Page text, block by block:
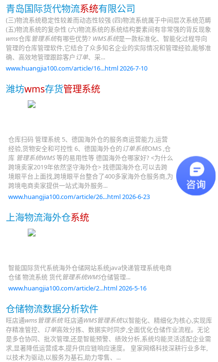
青岛国际货代物流系统有限公司
(三)物流系统稳定性较差而动态性较强 (四)物流系统属于中间层次系统范畴
(五)物流系统的复杂性 (六)物流系统的系统结构要素间有非常强的背反现象
wms仓库管理系统有哪些优势? WMS系统是一款标准化、智能化过程导向
管理的仓库管理软件,它结合了众多知名企业的实际情况和管理经验,能够准
确、高效地管理跟踪客户 订单、采...
www.huangjia100.com/article/16...html 2026-7-10
潍坊wms存货管理系统
仓库扫码 管理系统 5、德国海外仓的服务商运营能力,运营
经验,货物安全和可控性 6、德国海外仓的订单系统OMS ,仓
库 管理系统WMS等的易用性等 德国海外仓哪家好? <为什么
跨境卖家2019年依然坚守海外仓> 找德国海外仓,可以去跨
境眼平台上面找,跨境眼平台整合了400多家海外仓服务商,为
跨境电商卖家提供一站式海外服务...
www.huangjia100.com/article/26...html 2026-6-23
上海物流海外仓系统
智能国际货代系统海外仓储网站系统java快递管理系统电商
仓储 物流系统 货代管理系统WMS仓储管理...
www.huangjia100.com/article/2...html 2026-5-16
仓储物流数据分析软件
旺店通wms管理系统旺店通WMS管理系统以智能化、精细化为核心,实现库
存精准管控、
订单高效分拣、数据实时同步,全面优化仓储作业流程。无论
是多仓协同、批次管理,还是智能预警、绩效分析,系统均能灵活适配企业需
求,显著降低运营成本,提升供应链响应速度。 皇家网络科技深耕行业多年,
以技术为驱动,以服务为基石,助力零售、...